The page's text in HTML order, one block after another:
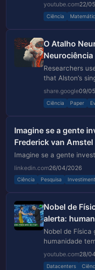
youtube.com22/
Ciência
O Atalho
Neurociência
Researchers
that Alston’s
vocalizations
projections.
share.google09/
Ciência Paper
Imagine se a gente
Frederick van Amstel
Imagine se a gente
linkedin.com26/04/2026
Ciência Pesquisa
Nobel de
alerta:
anos
Nobel de Física
humanidade
youtube.com28/
Datacenters